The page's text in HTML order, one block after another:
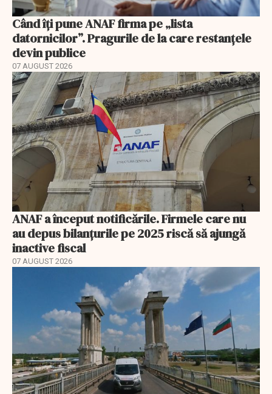
Când îți pune ANAF firma pe „lista
datornicilor”. Pragurile de la care restanțele
devin publice
07 AUGUST 2026
ANAF a început notificările. Firmele care nu
au depus bilanțurile pe 2025 riscă să ajungă
inactive fiscal
07 AUGUST 2026